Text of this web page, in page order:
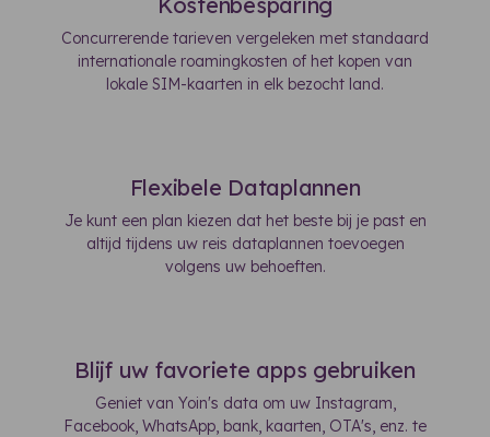
Concurrerende tarieven vergeleken met standaard
internationale roamingkosten of het kopen van
lokale SIM-kaarten in elk bezocht land.
Flexibele Dataplannen
Je kunt een plan kiezen dat het beste bij je past en
altijd tijdens uw reis dataplannen toevoegen
volgens uw behoeften.
Blijf uw favoriete apps gebruiken
Geniet van Yoin's data om uw Instagram,
Facebook, WhatsApp, bank, kaarten, OTA's, enz. te